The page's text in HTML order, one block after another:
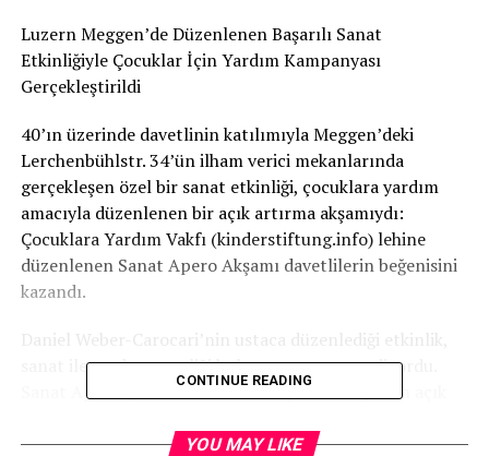
Luzern Meggen’de Düzenlenen Başarılı Sanat
Etkinliğiyle Çocuklar İçin Yardım Kampanyası
Gerçekleştirildi
40’ın üzerinde davetlinin katılımıyla Meggen’deki
Lerchenbühlstr. 34’ün ilham verici mekanlarında
gerçekleşen özel bir sanat etkinliği, çocuklara yardım
amacıyla düzenlenen bir açık artırma akşamıydı:
Çocuklara Yardım Vakfı (kinderstiftung.info) lehine
düzenlenen Sanat Apero Akşamı davetlilerin beğenisini
kazandı.
Daniel Weber-Carocari’nin ustaca düzenlediği etkinlik,
sanat ile yardımseverliği buluşturmayı vaat ediyordu.
Sanat Apero, „Tender Love“ adlı eşsiz bir heykelin açık
yaratıcılık ve dayanışma dolu bir dünyaya taşıdı.
CONTINUE READING
YOU MAY LIKE